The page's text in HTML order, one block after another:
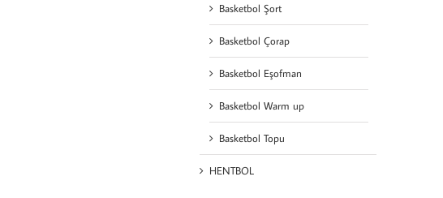
Basketbol Şort
Basketbol Çorap
Basketbol Eşofman
Basketbol Warm up
Basketbol Topu
HENTBOL